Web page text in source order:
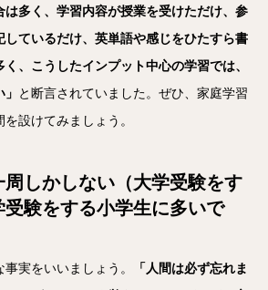
は多く、学習内容が授業を受けただけ、参
しているだけ、英単語や感じをひたすら書
、こうしたインプット中心の学習では、
と断言されていました。ぜひ、家庭学習
設けてみましょう。
しかしない（大学受験をす
受験をする小学生に多いで
実をいいましょう。
「人間は必ず忘れま